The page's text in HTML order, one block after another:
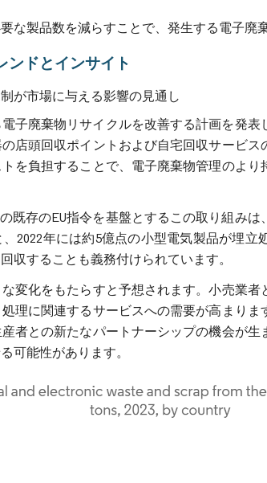
な製品数を減らすことで、発生する電子廃
ンドとインサイト
が市場に与える影響の見通し
子廃棄物リサイクルを改善する計画を発
店頭回収ポイントおよび自宅回収サービ
を負担することで、電子廃棄物管理のよ
既存のEU指令を基盤とするこの取り組み
2022年には約5億点の小型電気製品が埋
収することも義務付けられています。
変化をもたらすと予想されます。小売業
理に関連するサービスへの需要が高まり
者との新たなパートナーシップの機会が
可能性があります。